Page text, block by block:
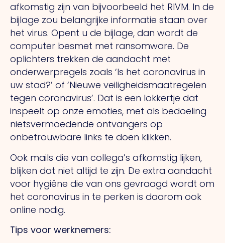
afkomstig zijn van bijvoorbeeld het RIVM. In de
bijlage zou belangrijke informatie staan over
het virus. Opent u de bijlage, dan wordt de
computer besmet met ransomware. De
oplichters trekken de aandacht met
onderwerpregels zoals ‘Is het coronavirus in
uw stad?’ of ‘Nieuwe veiligheidsmaatregelen
tegen coronavirus’. Dat is een lokkertje dat
inspeelt op onze emoties, met als bedoeling
nietsvermoedende ontvangers op
onbetrouwbare links te doen klikken.
Ook mails die van collega’s afkomstig lijken,
blijken dat niet altijd te zijn. De extra aandacht
voor hygiëne die van ons gevraagd wordt om
het coronavirus in te perken is daarom ook
online nodig.
Tips voor werknemers: